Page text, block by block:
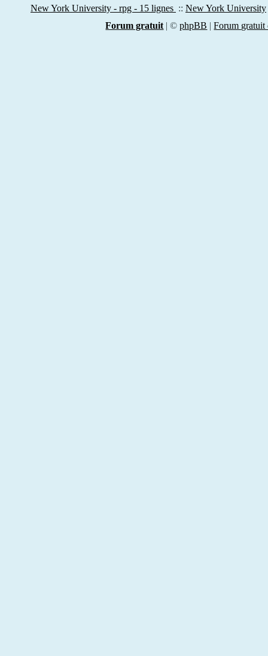
New York University - rpg - 15 lignes :: New York University
Forum gratuit |© phpBB |Forum gratuit